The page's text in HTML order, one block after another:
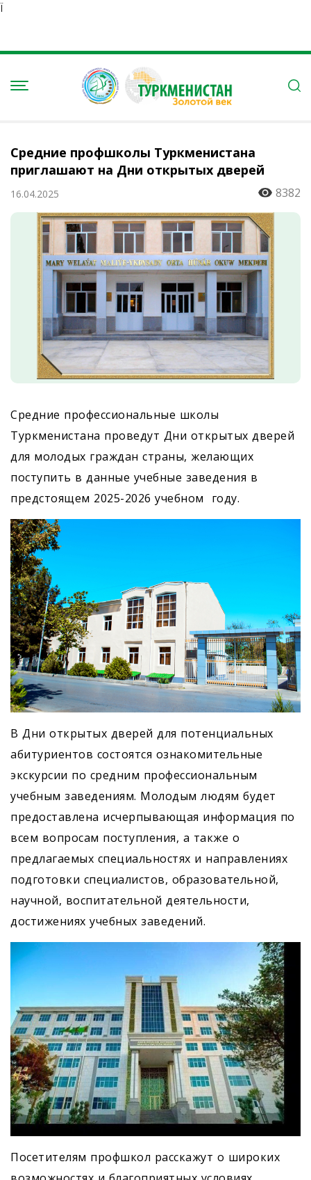
Ï
Средние профшколы Туркменистана
приглашают на Дни открытых дверей
16.04.2025 8382
Средние профессиональные школы
Туркменистана проведут Дни открытых дверей
для молодых граждан страны, желающих
поступить в данные учебные заведения в
предстоящем 2025-2026 учебном году.
В Дни открытых дверей для потенциальных
абитуриентов состоятся ознакомительные
экскурсии по средним профессиональным
учебным заведениям. Молодым людям будет
предоставлена исчерпывающая информация по
всем вопросам поступления, а также о
предлагаемых специальностях и направлениях
подготовки специалистов, образовательной,
научной, воспитательной деятельности,
достижениях учебных заведений.
Посетителям профшкол расскажут о широких